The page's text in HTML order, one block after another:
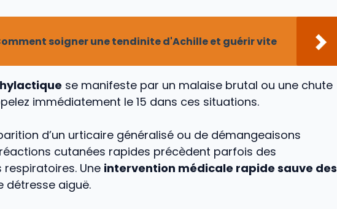
soigner une tendinite d'Achille et guérir vite
se manifeste par un malaise brutal ou une chute
immédiatement le 15 dans ces situations.
d’un urticaire généralisé ou de démangeaisons
cutanées rapides précèdent parfois des
Une intervention médicale rapide sauve des
détresse aiguë.